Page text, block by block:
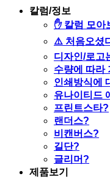
칼럼/정보
✋ 칼럼 모아
⚠️ 처음오셨
디자인/로고
수량에 따라
인쇄방식에
유나이티드
프린트스타?
랜더스?
비캔버스?
길단?
글리머?
제품보기